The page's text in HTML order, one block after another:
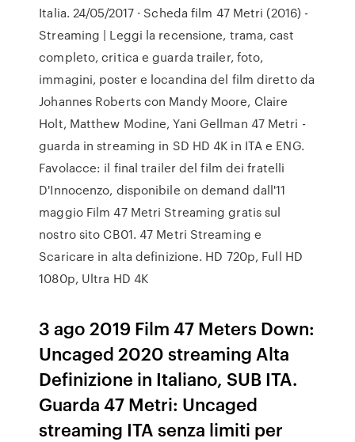
Italia. 24/05/2017 · Scheda film 47 Metri (2016) -
Streaming | Leggi la recensione, trama, cast
completo, critica e guarda trailer, foto,
immagini, poster e locandina del film diretto da
Johannes Roberts con Mandy Moore, Claire
Holt, Matthew Modine, Yani Gellman 47 Metri -
guarda in streaming in SD HD 4K in ITA e ENG.
Favolacce: il final trailer del film dei fratelli
D'Innocenzo, disponibile on demand dall'11
maggio Film 47 Metri Streaming gratis sul
nostro sito CB01. 47 Metri Streaming e
Scaricare in alta definizione. HD 720p, Full HD
1080p, Ultra HD 4K
3 ago 2019 Film 47 Meters Down:
Uncaged 2020 streaming Alta
Definizione in Italiano, SUB ITA.
Guarda 47 Metri: Uncaged
streaming ITA senza limiti per